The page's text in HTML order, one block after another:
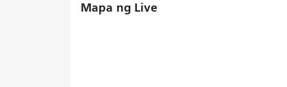
Mapa ng Live